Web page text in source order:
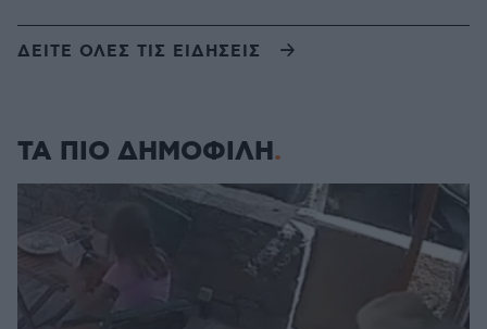
ΔΕΙΤΕ ΟΛΕΣ ΤΙΣ ΕΙΔΗΣΕΙΣ
ΤΑ ΠΙΟ ΔΗΜΟΦΙΛΗ